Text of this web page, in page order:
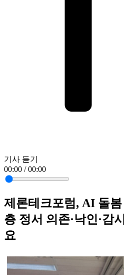
기사 듣기
00:00 / 00:00
제론테크포럼, AI 돌
층 정서 의존·낙인·감
요